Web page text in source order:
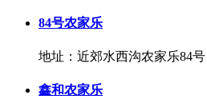
84号农家乐
地址：近郊水西沟农家乐84号
鑫和农家乐